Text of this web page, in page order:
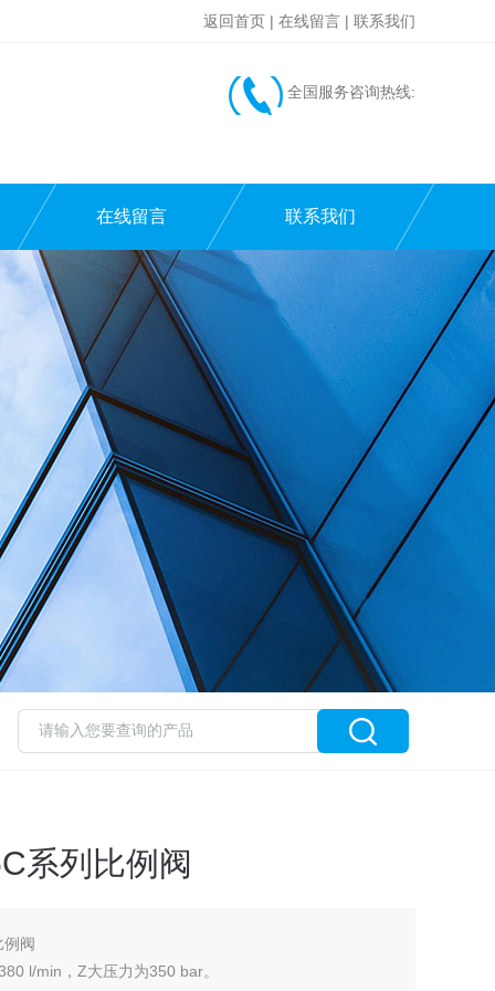
返回首页 | 在线留言 | 联系我们
全国服务咨询热线:
在线留言 联系我们
系列比例阀
例阀
l/min，Z大压力为350 bar。